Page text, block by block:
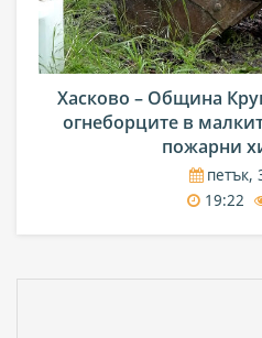
Хасково – Община
огнеборците в
пожарни
петък,
19:22